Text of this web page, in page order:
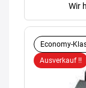
Wir
Economy-
Ausverkauf !!